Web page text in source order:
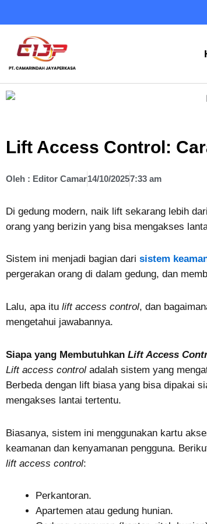
to
content
Lift Access Control:
Oleh : Editor Camar14/10/20257:33 am
Di gedung modern, naik lift sekarang lebih
orang yang berizin yang bisa mengakses
Sistem ini menjadi bagian dari sistem
pergerakan orang di dalam gedung, dan
Lalu, apa itu lift access control, dan
mengetahui jawabannya.
Siapa yang Membutuhkan Lift Access
Lift access control adalah sistem yang
Berbeda dengan lift biasa yang bisa dipakai
mengakses lantai tertentu.
Biasanya, sistem ini menggunakan kartu
keamanan dan kenyamanan pengguna.
lift access control:
Perkantoran.
Apartemen atau gedung hunian.